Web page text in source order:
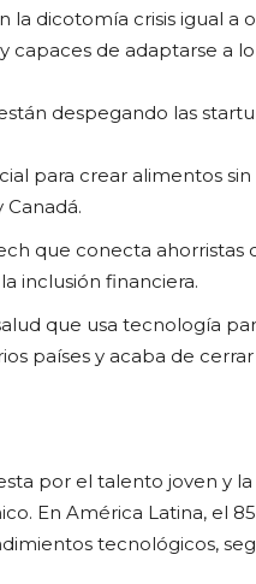
la dicotomía crisis igual
capaces de adaptarse a
despegando las
para crear alimentos
Canadá.
que conecta
inclusión financiera.
que usa tecnología
países y acaba de
por el talento joven y
En América Latina, el
tecnológicos,